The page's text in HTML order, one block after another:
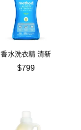
香水洗衣精 清新
$799